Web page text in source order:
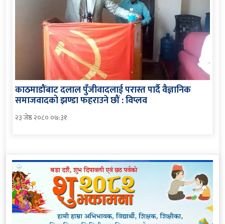
काठमाडौंबाट दलाल पुँजीवादलाई परास्त पार्दै वैज्ञानिक
समाजवादको झण्डा फहराउने छौं : विप्लव
२३ जेष्ठ २०८० ०७:३१